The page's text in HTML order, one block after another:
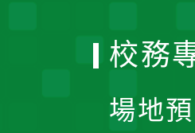
校務
場地